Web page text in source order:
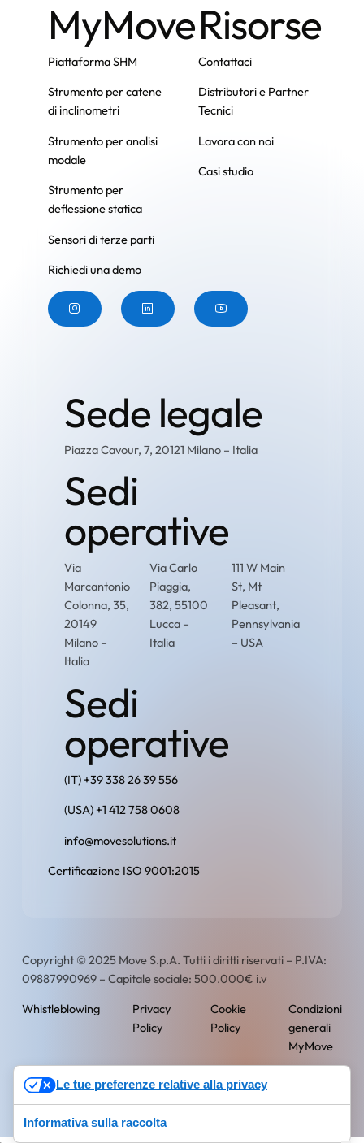
MyMove
Piattaforma SHM
Strumento per catene
di inclinometri
Strumento per analisi
modale
Strumento per
deflessione statica
Sensori di terze parti
Richiedi una demo
Risorse
Contattaci
Distributori e Partner
Tecnici
Lavora con noi
Casi studio
Pulsante Pulsante Pulsante
Sede legale
Piazza Cavour, 7, 20121 Milano – Italia
Sedi
operative
Via
Marcantonio
Colonna, 35,
20149
Milano –
Italia
Via Carlo
Piaggia,
382, 55100
Lucca –
Italia
111 W Main
St, Mt
Pleasant,
Pennsylvania
– USA
Sedi
operative
(IT) +39 338 26 39 556
(USA) +1 412 758 0608
info@movesolutions.it
Certificazione ISO 9001:2015
Copyright © 2025 Move S.p.A. Tutti i diritti riservati – P.IVA:
09887990969 – Capitale sociale: 500.000€ i.v
Whistleblowing
Privacy
Policy
Cookie
Policy
Condizioni
generali
MyMove
English
Italian Spanish
Le tue preferenze relative alla privacy
Informativa sulla raccolta